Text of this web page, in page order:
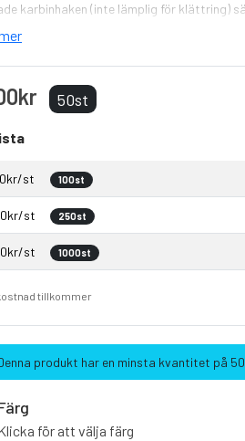
karbinhaken (inte lämplig för klättring)
den. BPA-fri, testad och godkänd
50st
st 100st
st 250st
st 1000st
tillkommer
produkt har en minsta kvantitet på
för att välja färg